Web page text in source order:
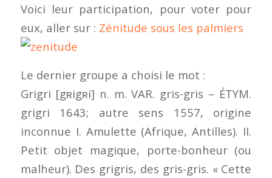
Voici leur participation, pour voter pour
eux, aller sur : Zénitude sous les palmiers
Le dernier groupe a choisi le mot :
Grigri [gʀigʀi] n. m. VAR. gris-gris – ÉTYM.
grigri 1643; autre sens 1557, origine
inconnue I. Amulette (Afrique, Antilles). II.
Petit objet magique, porte-bonheur (ou
malheur). Des grigris, des gris-gris. « Cette